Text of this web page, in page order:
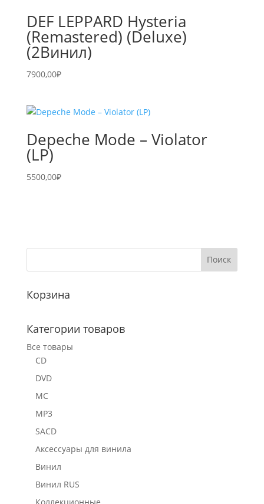
DEF LEPPARD Hysteria
(Remastered) (Deluxe)
(2Винил)
7900,00₽
Depeche Mode – Violator
(LP)
5500,00₽
Корзина
Категории товаров
Все товары
CD
DVD
MC
MP3
SACD
Аксессуары для винила
Винил
Винил RUS
Коллекционные